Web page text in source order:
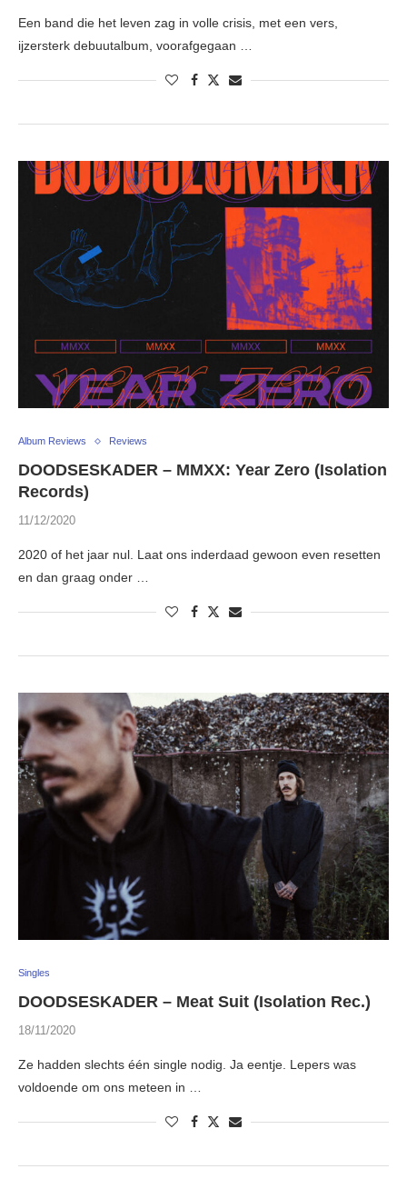
Een band die het leven zag in volle crisis, met een vers,
ijzersterk debuutalbum, voorafgegaan …
Album Reviews Reviews
DOODSESKADER – MMXX: Year Zero (Isolation
Records)
11/12/2020
2020 of het jaar nul. Laat ons inderdaad gewoon even resetten
en dan graag onder …
Singles
DOODSESKADER – Meat Suit (Isolation Rec.)
18/11/2020
Ze hadden slechts één single nodig. Ja eentje. Lepers was
voldoende om ons meteen in …